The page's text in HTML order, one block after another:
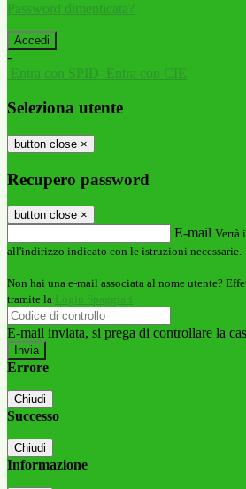
Password dimenticata?
-
Entra con SPID Entra con CIE
Seleziona utente
button close ×
Recupero password
button close ×
E-mail Verrà
all'indirizzo indicato con le istruzioni necessarie.
Non hai una e-mail associata al nome utente?
tramite la Login Spaggiari
E-mail inviata, si prega di controllare la
Errore
Chiudi
Successo
Chiudi
Informazione